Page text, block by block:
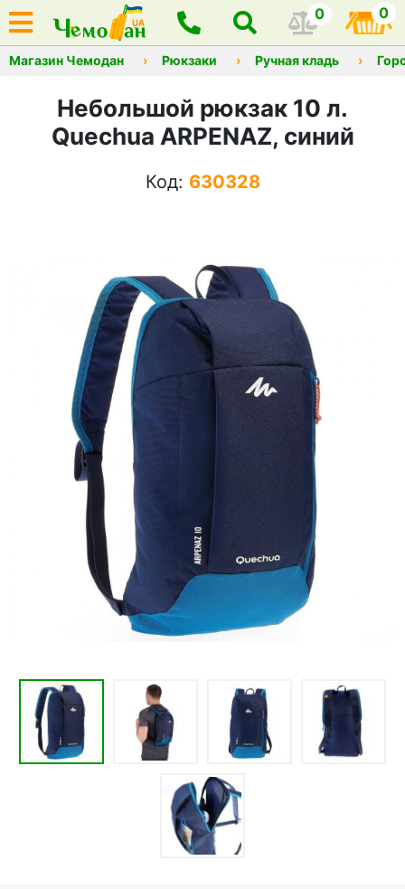
0 0
Магазин Чемодан Рюкзаки Ручная кладь
Небольшой рюкзак 10 л.
Quechua ARPENAZ, синий
Код: 630328